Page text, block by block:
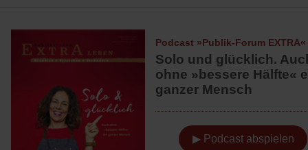
Podcast »Publik-Forum EXTRA«
Solo und glücklich.
ohne »bessere Hälfte«
ganzer Mensch
▶ Podcast abspielen